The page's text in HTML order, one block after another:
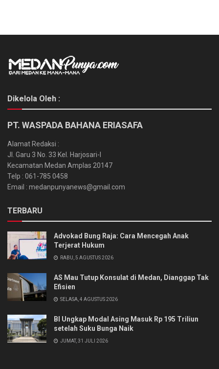
Dikelola Oleh :
PT. WASPADA BAHANA ERIASAFA
Alamat Redaksi :
Jl. Garu 3 No. 33 Kel. Harjosari-I
Kecamatan Medan Amplas 20147
Telp : 061-785 0458
Email : medanpunyanews@gmail.com
TERBARU
Advokad Bung Raja: Cara Mencegah Anak
Terjerat Hukum
RABU, 5 AGUSTUS 2026
AS Mau Tutup Konsulat di Medan, Dianggap Tak
Efisien
SELASA, 4 AGUSTUS 2026
BI Ungkap Modal Asing Masuk Rp 195 Triliun
setelah Suku Bunga Naik
JUMAT, 31 JULI 2026